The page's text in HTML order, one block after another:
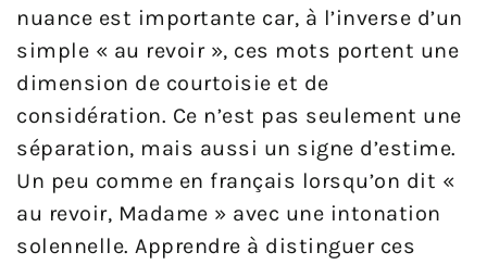
nuance est importante car, à l’inverse d’un
simple « au revoir », ces mots portent une
dimension de courtoisie et de
considération. Ce n’est pas seulement une
séparation, mais aussi un signe d’estime.
Un peu comme en français lorsqu’on dit «
au revoir, Madame » avec une intonation
solennelle. Apprendre à distinguer ces